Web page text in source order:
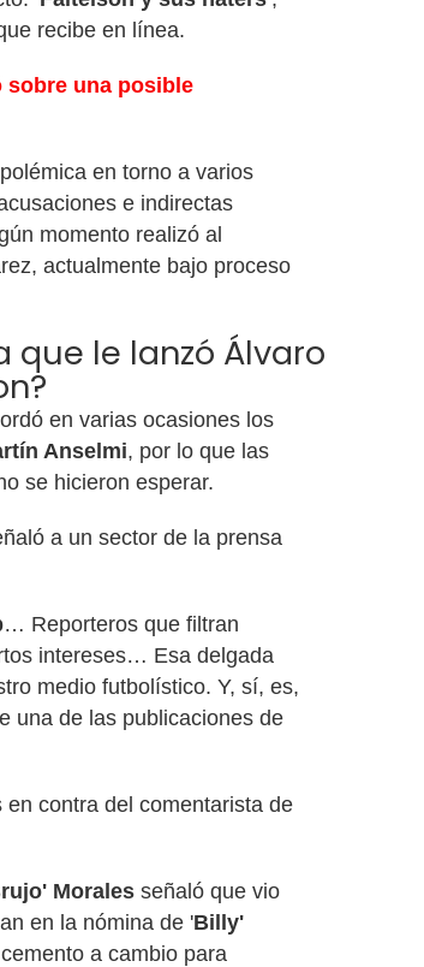
recibe en línea.
una posible
en torno a varios
e indirectas
momento realizó al
actualmente bajo proceso
que le lanzó Álvaro
en varias ocasiones los
Anselmi, por lo que las
se hicieron esperar.
a un sector de la prensa
… Reporteros que filtran
intereses… Esa delgada
medio futbolístico. Y, sí, es,
una de las publicaciones de
en contra del comentarista de
Morales señaló que vio
en la nómina de 'Billy'
a cambio para